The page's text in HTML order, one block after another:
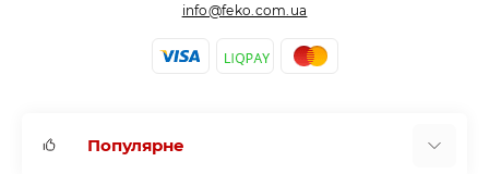
info@feko.com.ua
Популярне